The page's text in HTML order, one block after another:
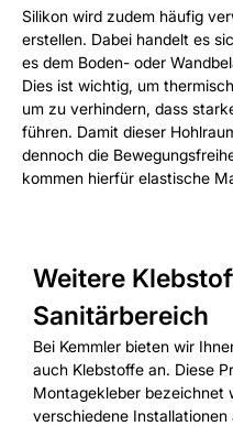
Silikon wird zudem häufig
erstellen. Dabei handelt es
es dem Boden- oder
Dies ist wichtig, um
um zu verhindern, dass
führen. Damit dieser
dennoch die
kommen hierfür elastische
Weitere
Sanitärbereich
Bei Kemmler bieten wir
auch Klebstoffe an. Diese
Montagekleber bezeichnet
verschiedene Installationen